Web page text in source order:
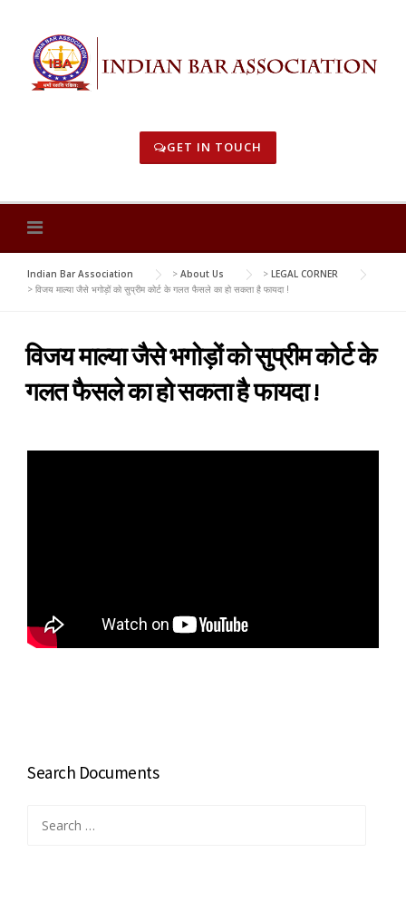
content
GET IN TOUCH
Indian Bar Association > About Us > LEGAL CORNER
> विजय माल्या जैसे भगोड़ों को सुप्रीम कोर्ट के गलत फैसले का हो सकता है फायदा !
विजय माल्या जैसे भगोड़ों को सुप्रीम कोर्ट के
गलत फैसले का हो सकता है फायदा !
Search Documents
for: